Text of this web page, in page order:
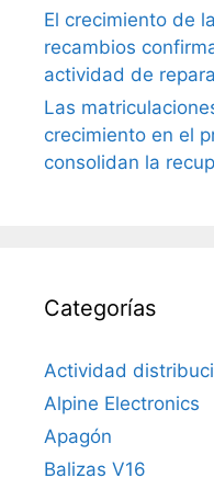
El crecimiento de
recambios
actividad de
Las
crecimiento en el
consolidan la
Categorías
Actividad
Alpine Electronics
Apagón
Balizas V16